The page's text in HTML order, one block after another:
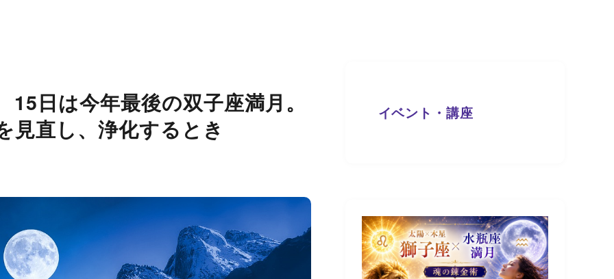
日は今年最後の双子座満月。
見直し、浄化するとき
イベント・講座